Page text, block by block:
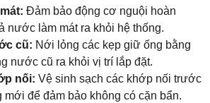
Đảm bảo động cơ nguội hoàn
nước làm mát ra khỏi hệ thống.
cũ: Nới lỏng các kẹp giữ ống bằng
nước cũ ra khỏi vị trí lắp đặt.
nối: Vệ sinh sạch các khớp nối trước
mới để đảm bảo không có cặn bẩn.